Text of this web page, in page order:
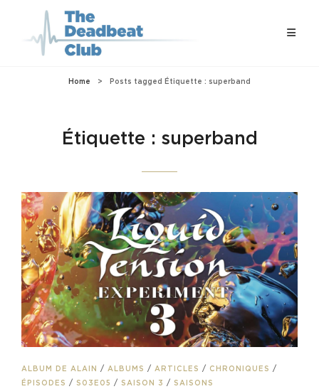
Home > Posts tagged Étiquette : superband
Étiquette : superband
CAT
LINKS
ALBUM DE ALAIN / ALBUMS / ARTICLES / CHRONIQUES /
ÉPISODES / S03E05 / SAISON 3 / SAISONS